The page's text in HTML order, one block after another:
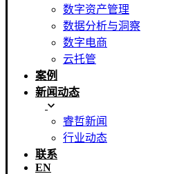
数字资产管理
数据分析与洞察
数字电商
云托管
案例
新闻动态
睿哲新闻
行业动态
联系
EN